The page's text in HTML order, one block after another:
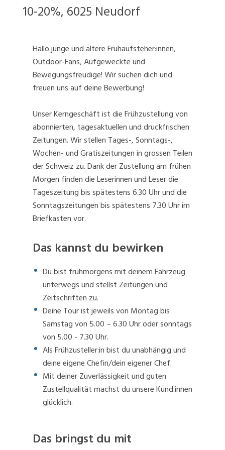
10-20%, 6025 Neudorf
Hallo junge und ältere Frühaufsteher:innen,
Outdoor-Fans, Aufgeweckte und
Bewegungsfreudige! Wir suchen dich und
freuen uns auf deine Bewerbung!
Unser Kerngeschäft ist die Frühzustellung von
abonnierten, tagesaktuellen und druckfrischen
Zeitungen. Wir stellen Tages-, Sonntags-,
Wochen- und Gratiszeitungen in grossen Teilen
der Schweiz zu. Dank der Zustellung am frühen
Morgen finden die Leserinnen und Leser die
Tageszeitung bis spätestens 6.30 Uhr und die
Sonntagszeitungen bis spätestens 7.30 Uhr im
Briefkasten vor.
Das kannst du bewirken
Du bist frühmorgens mit deinem Fahrzeug
unterwegs und stellst Zeitungen und
Zeitschriften zu.
Deine Tour ist jeweils von Montag bis
Samstag von 5.00 – 6.30 Uhr oder sonntags
von 5.00 - 7.30 Uhr.
Als Frühzusteller:in bist du unabhängig und
deine eigene Chefin/dein eigener Chef.
Mit deiner Zuverlässigkeit und guten
Zustellqualität machst du unsere Kund:innen
glücklich.
Das bringst du mit